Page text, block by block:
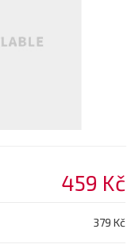
459 Kč
379 Kč